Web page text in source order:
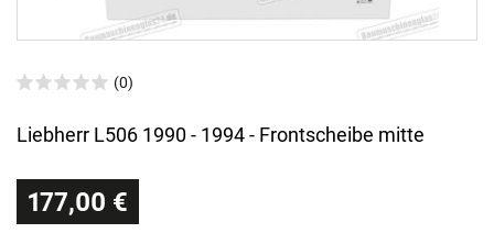
(0)
Liebherr L506 1990 - 1994 - Frontscheibe mitte
177,00 €